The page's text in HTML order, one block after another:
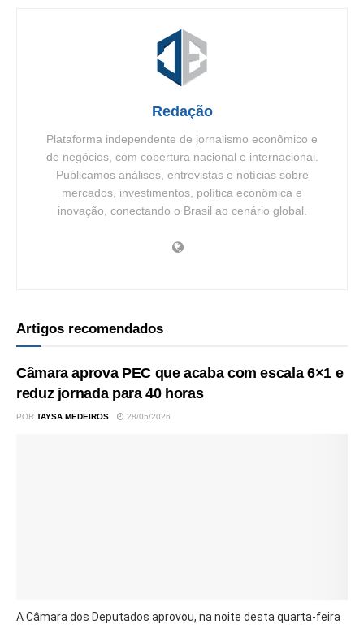
Redação
Plataforma independente de jornalismo econômico e
de negócios, com cobertura nacional e internacional.
Publicamos análises, entrevistas e notícias sobre
mercados, investimentos, política econômica e
inovação, conectando o Brasil ao cenário global.
Artigos recomendados
Câmara aprova PEC que acaba com escala 6×1 e
reduz jornada para 40 horas
POR TAYSA MEDEIROS 28/05/2026
A Câmara dos Deputados aprovou, na noite desta quarta-feira